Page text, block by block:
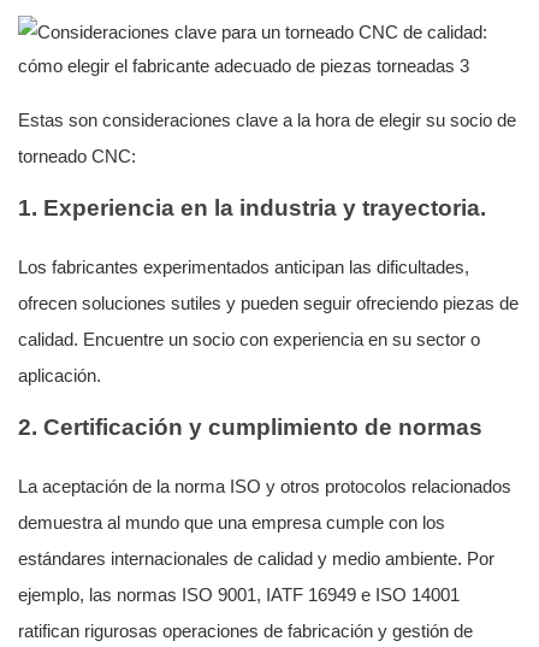
Estas son consideraciones clave a la hora de elegir su socio de
torneado CNC:
1. Experiencia en la industria y trayectoria.
Los fabricantes experimentados anticipan las dificultades,
ofrecen soluciones sutiles y pueden seguir ofreciendo piezas de
calidad. Encuentre un socio con experiencia en su sector o
aplicación.
2. Certificación y cumplimiento de normas
La aceptación de la norma ISO y otros protocolos relacionados
demuestra al mundo que una empresa cumple con los
estándares internacionales de calidad y medio ambiente. Por
ejemplo, las normas ISO 9001, IATF 16949 e ISO 14001
ratifican rigurosas operaciones de fabricación y gestión de